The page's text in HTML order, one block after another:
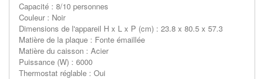
Capacité : 8/10 personnes
Couleur : Noir
Dimensions de l'appareil H x L x P (cm) : 23.8 x 80.5 x 57.3
Matière de la plaque : Fonte émaillée
Matière du caisson : Acier
Puissance (W) : 6000
Thermostat réglable : Oui